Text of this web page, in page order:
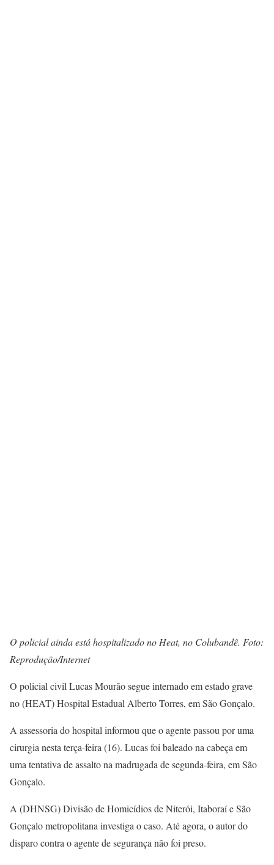
O policial ainda está hospitalizado no Heat, no Colubandê. Foto:
Reprodução/Internet
O policial civil Lucas Mourão segue internado em estado grave
no (HEAT) Hospital Estadual Alberto Torres, em São Gonçalo.
A assessoria do hospital informou que o agente passou por uma
cirurgia nesta terça-feira (16). Lucas foi baleado na cabeça em
uma tentativa de assalto na madrugada de segunda-feira, em São
Gonçalo.
A (DHNSG) Divisão de Homicídios de Niterói, Itaboraí e São
Gonçalo metropolitana investiga o caso. Até agora, o autor do
disparo contra o agente de segurança não foi preso.